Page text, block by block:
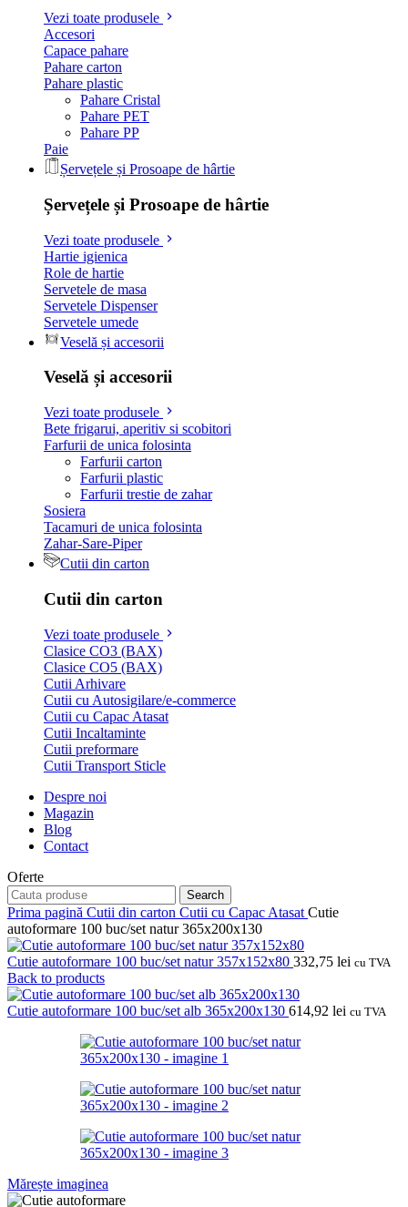
Vezi toate produsele
Accesori
Capace pahare
Pahare carton
Pahare plastic
Pahare Cristal
Pahare PET
Pahare PP
Paie
Șervețele și Prosoape de hârtie
Șervețele și Prosoape de hârtie
Vezi toate produsele
Hartie igienica
Role de hartie
Servetele de masa
Servetele Dispenser
Servetele umede
Veselă și accesorii
Veselă și accesorii
Vezi toate produsele
Bete frigarui, aperitiv si scobitori
Farfurii de unica folosinta
Farfurii carton
Farfurii plastic
Farfurii trestie de zahar
Sosiera
Tacamuri de unica folosinta
Zahar-Sare-Piper
Cutii din carton
Cutii din carton
Vezi toate produsele
Clasice CO3 (BAX)
Clasice CO5 (BAX)
Cutii Arhivare
Cutii cu Autosigilare/e-commerce
Cutii cu Capac Atasat
Cutii Incaltaminte
Cutii preformare
Cutii Transport Sticle
Despre noi
Magazin
Blog
Contact
Oferte
Search
Prima pagină Cutii din carton Cutii cu Capac Atasat Cutie
autoformare 100 buc/set natur 365x200x130
Cutie autoformare 100 buc/set natur 357x152x80 332,75 lei cu TVA
Back to products
Cutie autoformare 100 buc/set alb 365x200x130 614,92 lei cu TVA
Mărește imaginea